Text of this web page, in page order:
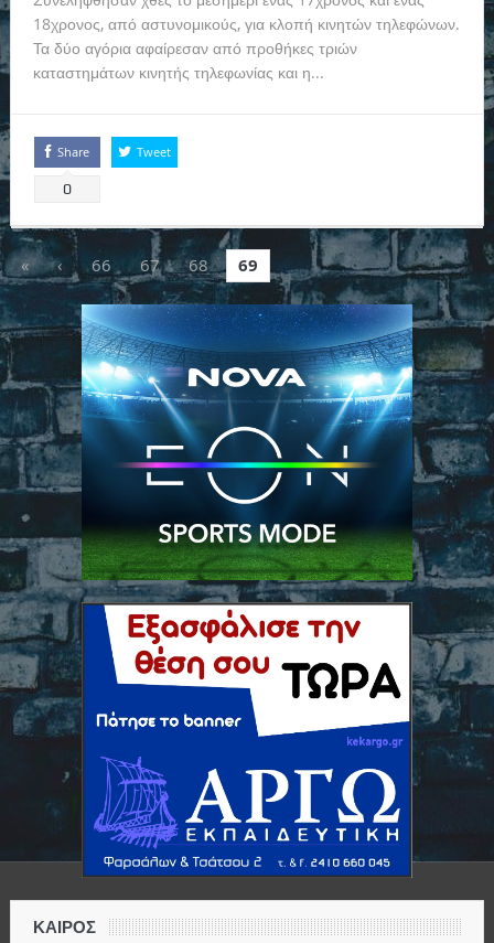
18χρονος, από αστυνομικούς, για κλοπή κινητών τηλεφώνων.
Τα δύο αγόρια αφαίρεσαν από προθήκες τριών
καταστημάτων κινητής τηλεφωνίας και η...
Share
0
Tweet
« ‹ 66 67 68 69
ΚΑΙΡΟΣ